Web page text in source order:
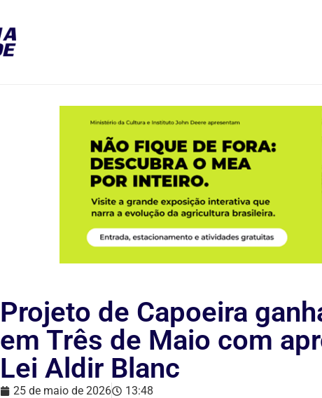
Projeto de Capoeira
em Três de Maio com
Lei Aldir Blanc
25 de maio de 2026 13:48